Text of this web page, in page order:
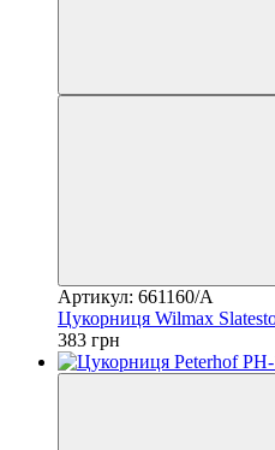
Артикул: 661160/A
Цукорниця Wilmax
383 грн